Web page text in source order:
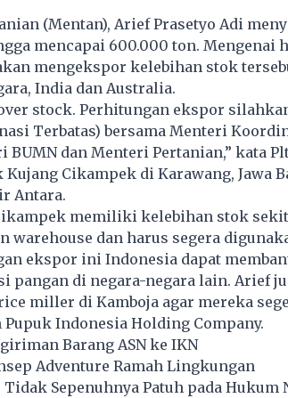
(Mentan), Arief Prasetyo Adi
mencapai 600.000 ton. Mengenai
mengekspor kelebihan stok
India dan Australia.
stock. Perhitungan ekspor
Terbatas) bersama Menteri
dan Menteri Pertanian,” kata
Cikampek di Karawang, Jawa
Antara.
memiliki kelebihan stok
warehouse dan harus segera
ekspor ini Indonesia dapat
pangan di negara-negara lain. Arief
miller di Kamboja agar mereka
Indonesia Holding Company.
Barang ASN ke IKN
Adventure Ramah Lingkungan
Sepenuhnya Patuh pada Hukum